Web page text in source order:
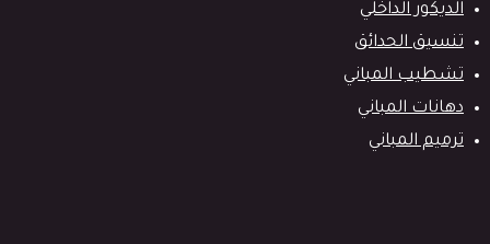
الديكور الداخلي
تنسيق الحدائق
تشطيب المباني
دهانات المباني
ترميم المباني